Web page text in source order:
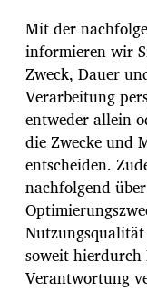
Mit der
informieren wir
Zweck, Dauer
Verarbeitung
entweder allein
die Zwecke und
entscheiden.
nachfolgend
soweit
Verantwortung